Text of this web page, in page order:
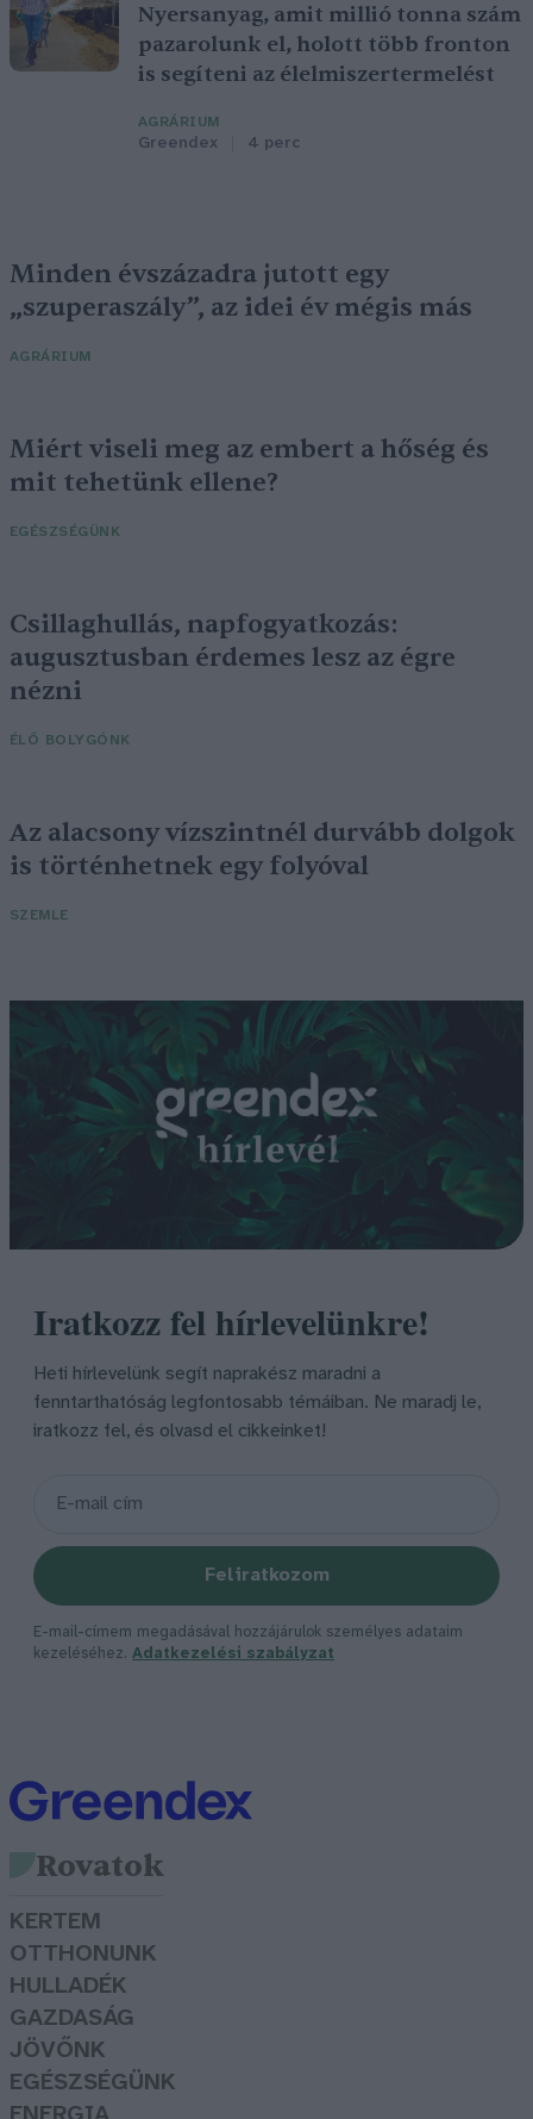
Nyersanyag, amit millió tonna szám
pazarolunk el, holott több fronton
is segíteni az élelmiszertermelést
AGRÁRIUM
Greendex 4 perc
Minden évszázadra jutott egy
„szuperaszály”, az idei év mégis más
AGRÁRIUM
Miért viseli meg az embert a hőség és
mit tehetünk ellene?
EGÉSZSÉGÜNK
Csillaghullás, napfogyatkozás:
augusztusban érdemes lesz az égre
nézni
ÉLŐ BOLYGÓNK
Az alacsony vízszintnél durvább dolgok
is történhetnek egy folyóval
SZEMLE
Iratkozz fel hírlevelünkre!
Heti hírlevelünk segít naprakész maradni a
fenntarthatóság legfontosabb témáiban. Ne maradj le,
iratkozz fel, és olvasd el cikkeinket!
Feliratkozom
E-mail-címem megadásával hozzájárulok személyes adataim
kezeléséhez. Adatkezelési szabályzat
Rovatok
KERTEM
OTTHONUNK
HULLADÉK
GAZDASÁG
JÖVŐNK
EGÉSZSÉGÜNK